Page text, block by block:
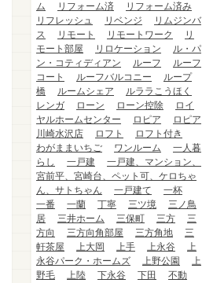
ム
リフォーム済
リフォーム済み
リフレッシュ
リベンジ
リムジンバ
ス
リモート リモートワーク
リ
モート部屋
リロケーション
ル・パ
ン・コティディアン
ルーフ
ルーフ
コート
ルーフバルコニー
ループ
橋
ルームシェア
ルララこうほく
レンガ
ローン ローン控除
ロイ
ヤルホームセンター
ロピア
ロピア
川崎水沢店
ロフト
ロフト付き
わがままいちご
ワンルーム
一人暮
らし
一戸建
一戸建、マンション、
宮前平、宮崎台、ペット可、ケロちゃ
ん、サトちゃん
一戸建て
一杯
一番
一蘭 丁寧 三ツ境
三ノ鳥
居
三井ホーム 三保町 三方
三
方向
三方向角部屋 三方角地
三
軒茶屋
上大岡 上手 上永谷
上
永谷パーク・ホームズ
上野公園
上
野毛
上陸 下永谷 下田
不動